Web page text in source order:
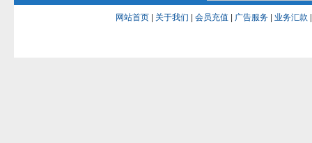
网站首页 关于我们 会员充值 广告服务 业务汇款